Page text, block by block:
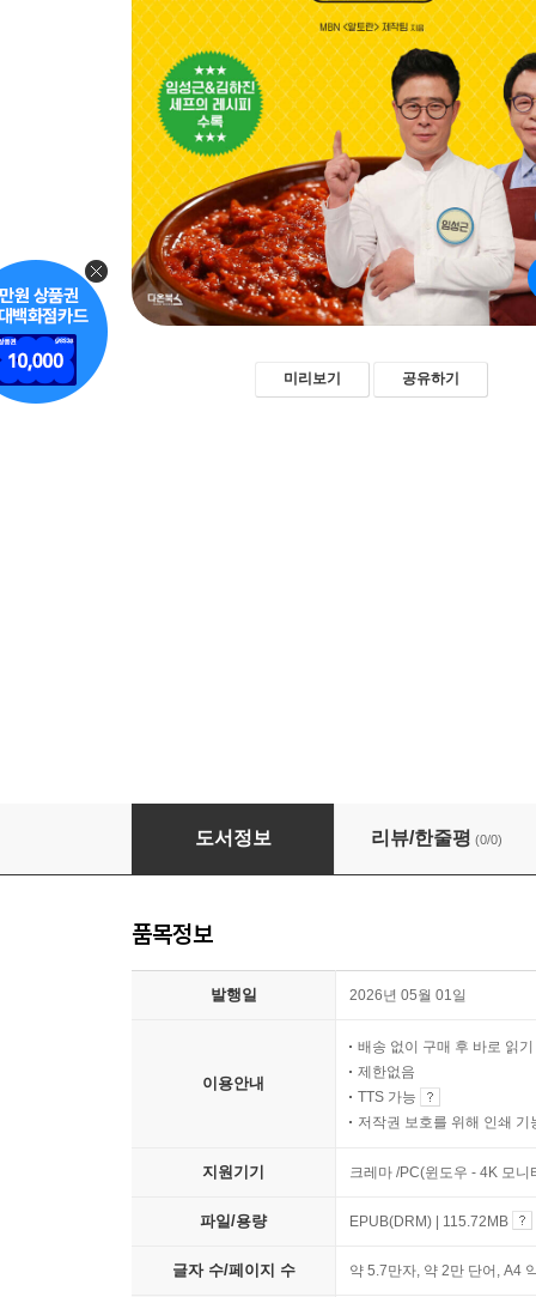
미리보기 공유하기
알토란 만능장편
도서정보 리뷰/한줄평 (0/0)
품목정보
발행일 2026년 05월 01일
이용안내
배송 없이 구매 후 바로 읽기
제한없음
TTS 가능
저작권 보호를 위해 인쇄 기
지원기기 크레마 /PC(윈도우 - 4K 모
파일/용량 EPUB(DRM) | 115.72MB
글자 수/페이지 수 약 5.7만자, 약 2만 단어, A4